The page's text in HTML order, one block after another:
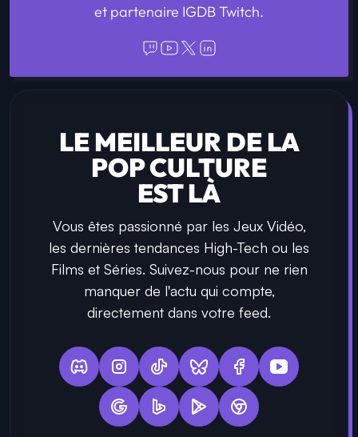
et partenaire IGDB Twitch.
LE MEILLEUR DE LA
POP CULTURE
EST LÀ
Vous êtes passionné par les Jeux Vidéo,
les dernières tendances High-Tech ou les
Films et Séries. Suivez-nous pour ne rien
manquer de l'actu qui compte,
directement dans votre feed.